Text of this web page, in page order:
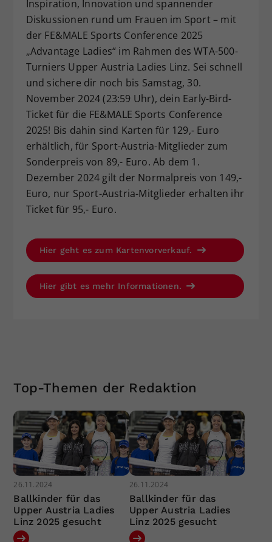
Inspiration, Innovation und spannender
Diskussionen rund um Frauen im Sport – mit
der FE&MALE Sports Conference 2025
„Advantage Ladies“ im Rahmen des WTA-500-
Turniers Upper Austria Ladies Linz. Sei schnell
und sichere dir noch bis Samstag, 30.
November 2024 (23:59 Uhr), dein Early-Bird-
Ticket für die FE&MALE Sports Conference
2025! Bis dahin sind Karten für 129,- Euro
erhältlich, für Sport-Austria-Mitglieder zum
Sonderpreis von 89,- Euro. Ab dem 1.
Dezember 2024 gilt der Normalpreis von 149,-
Euro, nur Sport-Austria-Mitglieder erhalten ihr
Ticket für 95,- Euro.
Hier geht es zum Kartenvorverkauf.
Hier gibt es mehr Informationen.
Top-Themen der Redaktion
26.11.2024
Ballkinder für das
Upper Austria Ladies
Linz 2025 gesucht
26.11.2024
Ballkinder für das
Upper Austria Ladies
Linz 2025 gesucht
Zweck
Dieser Wert speichert Ihre Consent-
Einstellungen. Unter anderem eine
zufällig generierte ID, für die
historische Speicherung Ihrer
vorgenommen Einstellungen, falls der
Webseiten-Betreiber dies eingestellt
hat.